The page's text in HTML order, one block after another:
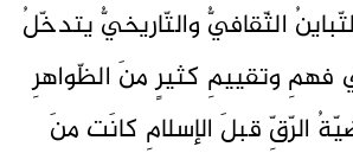
الثّقافيُّ والتّاريخيُّ يتدخّلُ
وتقييمِ كثيرٍ منَ الظّواهرِ
الرّقِّ قبلَ الإسلامِ كانَت منَ